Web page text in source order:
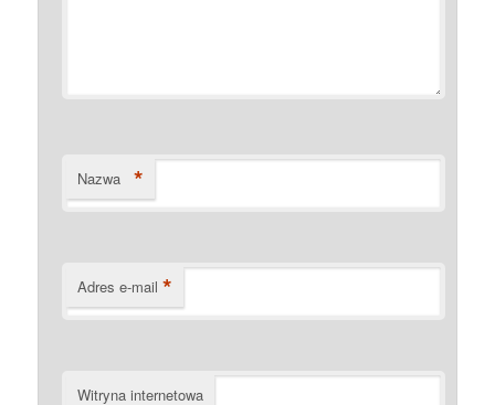
Nazwa *
Adres e-mail *
Witryna internetowa